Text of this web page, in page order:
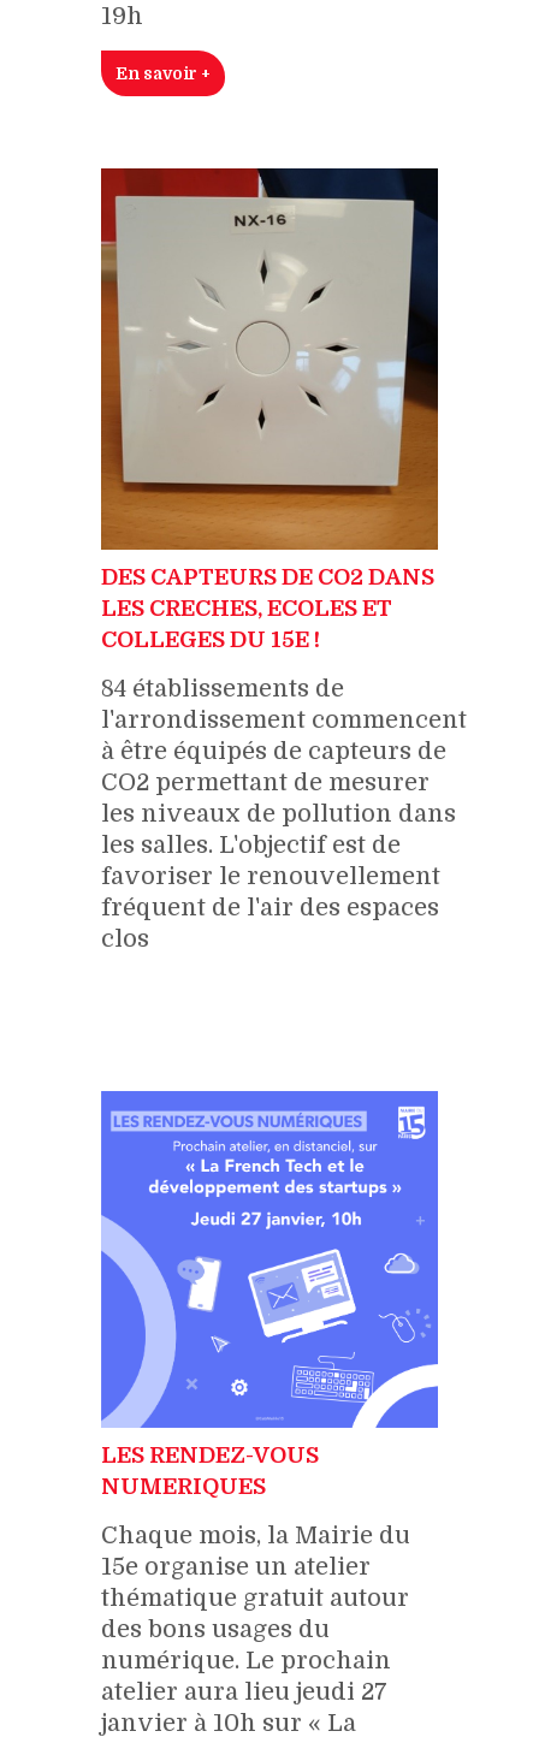
19h
En savoir +
DES CAPTEURS DE CO2 DANS
LES CRECHES, ECOLES ET
COLLEGES DU 15E !
84 établissements de
l'arrondissement commencent
à être équipés de capteurs de
CO2 permettant de mesurer
les niveaux de pollution dans
les salles. L'objectif est de
favoriser le renouvellement
fréquent de l'air des espaces
clos
LES RENDEZ-VOUS
NUMERIQUES
Chaque mois, la Mairie du
15e organise un atelier
thématique gratuit autour
des bons usages du
numérique. Le prochain
atelier aura lieu jeudi 27
janvier à 10h sur « La